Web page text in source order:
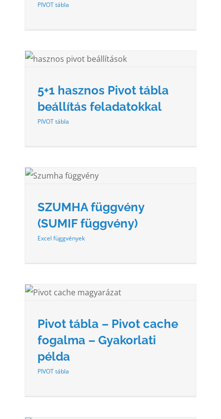
PIVOT tábla
5+1 hasznos Pivot tábla
beállítás feladatokkal
PIVOT tábla
SZUMHA függvény
(SUMIF függvény)
Excel függvények
Pivot tábla – Pivot cache
fogalma – Gyakorlati
példa
PIVOT tábla